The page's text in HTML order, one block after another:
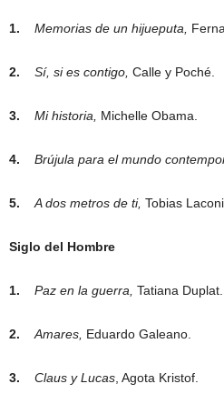
1. Memorias de un hijueputa,
2. Sí, si es contigo, Calle y Poché.
3. Mi historia, Michelle Obama.
4. Brújula para el mundo
5. A dos metros de ti, Tobias
Siglo del Hombre
1. Paz en la guerra, Tatiana Duplat.
2. Amares, Eduardo Galeano.
3. Claus y Lucas , Agota Kristof.